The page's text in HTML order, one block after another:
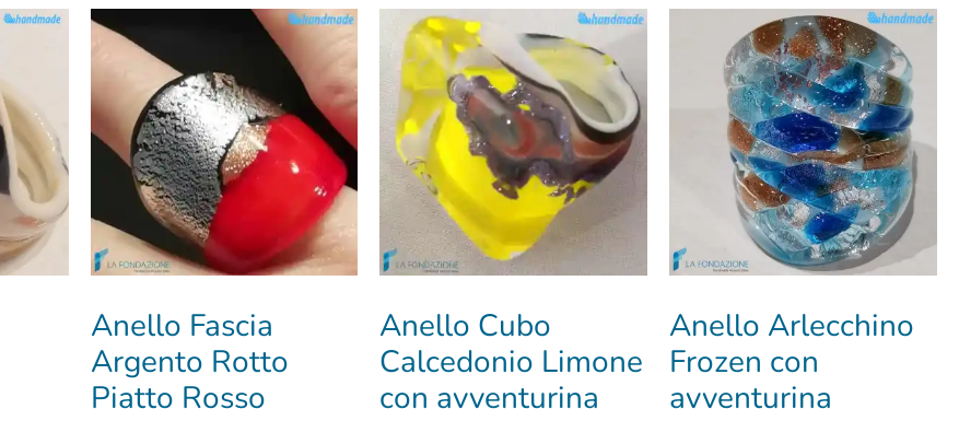
Anello Fascia
Argento Rotto
Piatto Rosso
Anello Cubo
Calcedonio Limone
con avventurina
Anello Arlecchino
Frozen con
avventurina